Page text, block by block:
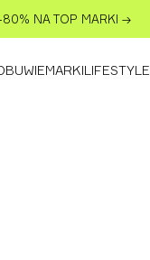
NA TOP MARKI →
MARKILIFESTYLE